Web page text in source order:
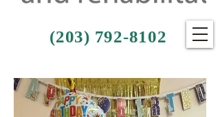
(203) 792-8102